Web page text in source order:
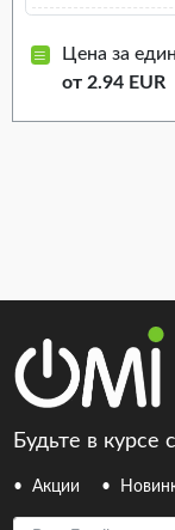
Цена за
от 2.94 EUR
Будьте в курсе
Акции